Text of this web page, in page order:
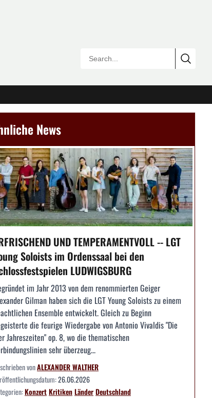
News
UND TEMPERAMENTVOLL -- LGT
Soloists im Ordenssaal bei den
LUDWIGSBURG
im Jahr 2013 von dem renommierten Geiger
Gilman haben sich die LGT Young Soloists zu einem
Ensemble entwickelt. Gleich zu Beginn
die feurige Wiedergabe von Antonio Vivaldis "Die
Jahreszeiten" op. 8, wo die thematischen
sehr überzeug...
vonALEXANDER WALTHER
26.06.2026
KonzertKritikenLänderDeutschland